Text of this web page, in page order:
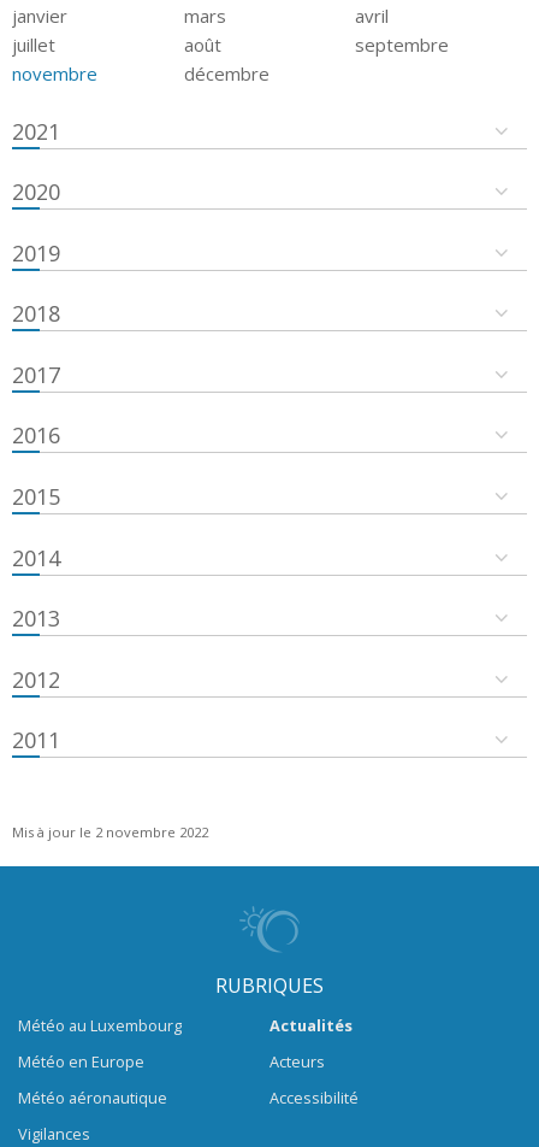
janvier mars
avril
juillet
août
septembre
novembre
décembre
2021
2020
2019
2018
2017
2016
2015
2014
2013
2012
2011
Mis à jour le 2 novembre 2022
RUBRIQUES
Météo au Luxembourg
Météo en Europe
Météo aéronautique
Vigilances
Actualités
Acteurs
Accessibilité